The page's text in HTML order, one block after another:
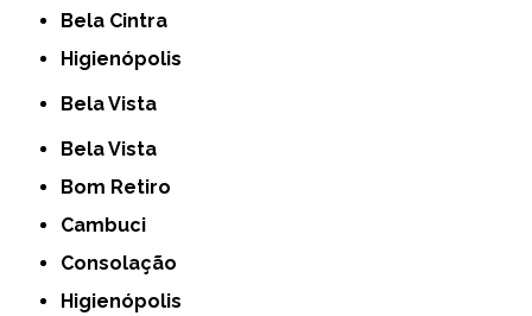
Bela Cintra
Higienópolis
Bela Vista
Bela Vista
Bom Retiro
Cambuci
Consolação
Higienópolis